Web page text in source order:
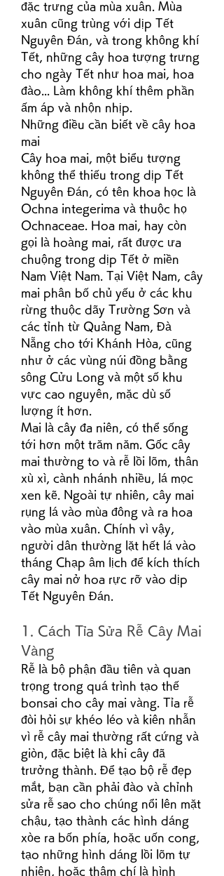
đặc trưng của mùa xuân. Mùa
xuân cũng trùng với dịp Tết
Nguyên Đán, và trong không khí
Tết, những cây hoa tượng trưng
cho ngày Tết như hoa mai, hoa
đào... Làm không khí thêm phần
ấm áp và nhộn nhịp.
Những điều cần biết về cây hoa
mai
Cây hoa mai, một biểu tượng
không thể thiếu trong dịp Tết
Nguyên Đán, có tên khoa học là
Ochna integerima và thuộc họ
Ochnaceae. Hoa mai, hay còn
gọi là hoàng mai, rất được ưa
chuộng trong dịp Tết ở miền
Nam Việt Nam. Tại Việt Nam, cây
mai phân bố chủ yếu ở các khu
rừng thuộc dãy Trường Sơn và
các tỉnh từ Quảng Nam, Đà
Nẵng cho tới Khánh Hòa, cũng
như ở các vùng núi đồng bằng
sông Cửu Long và một số khu
vực cao nguyên, mặc dù số
lượng ít hơn.
Mai là cây đa niên, có thể sống
tới hơn một trăm năm. Gốc cây
mai thường to và rễ lồi lõm, thân
xù xì, cành nhánh nhiều, lá mọc
xen kẽ. Ngoài tự nhiên, cây mai
rụng lá vào mùa đông và ra hoa
vào mùa xuân. Chính vì vậy,
người dân thường lặt hết lá vào
tháng Chạp âm lịch để kích thích
cây mai nở hoa rực rỡ vào dịp
Tết Nguyên Đán.
1. Cách Tỉa Sửa Rễ Cây Mai
Vàng
Rễ là bộ phận đầu tiên và quan
trọng trong quá trình tạo thế
bonsai cho cây mai vàng. Tỉa rễ
đòi hỏi sự khéo léo và kiên nhẫn
vì rễ cây mai thường rất cứng và
giòn, đặc biệt là khi cây đã
trưởng thành. Để tạo bộ rễ đẹp
mắt, bạn cần phải đào và chỉnh
sửa rễ sao cho chúng nổi lên mặt
chậu, tạo thành các hình dáng
xòe ra bốn phía, hoặc uốn cong,
tạo những hình dáng lồi lõm tự
nhiên, hoặc thậm chí là hình